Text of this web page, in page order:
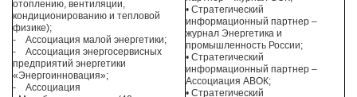
отоплению, вентиляции,
кондиционированию и тепловой
физике);
- Ассоциация малой энергетики;
- Ассоциация энергосервисных
предприятий энергетики
«Энергоинновация»;
- Ассоциация
• Стратегический
информационный партнер –
журнал Энергетика и
промышленность России;
• Стратегический
информационный партнер –
Ассоциация АВОК;
• Стратегический